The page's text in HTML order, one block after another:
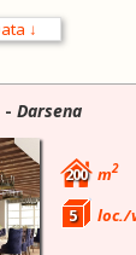
- Darsena
200 m2
5 loc./